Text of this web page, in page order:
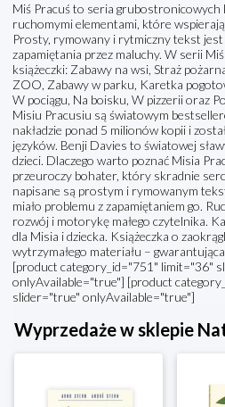
Miś Pracuś to seria grubostronicowych
ruchomymi elementami, które
Prosty, rymowany i rytmiczny tekst jest
zapamiętania przez maluchy. W serii
książeczki: Zabawy na wsi, Straż
ZOO, Zabawy w parku, Karetka
W pociągu, Na boisku, W pizzerii oraz
Misiu Pracusiu są światowym
nakładzie ponad 5 milionów kopii i
języków. Benji Davies to światowej
dzieci. Dlaczego warto poznać Misia
przeuroczy bohater, który skradnie
napisane są prostym i rymowanym
miało problemu z zapamiętaniem go.
rozwój i motorykę małego czytelnika.
dla Misia i dziecka. Książeczka o
wytrzymałego materiału –
[product category_id="751" limit="36"
onlyAvailable="true"] [product
slider="true" onlyAvailable="true"]
Wyprzedaże w sklepie